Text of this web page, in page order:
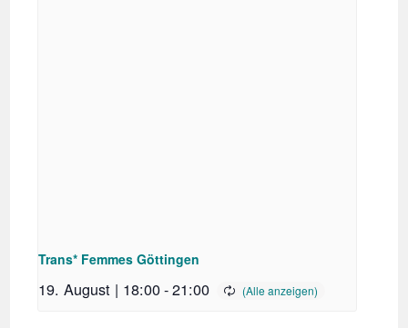
Trans* Femmes Göttingen
19. August | 18:00-21:00